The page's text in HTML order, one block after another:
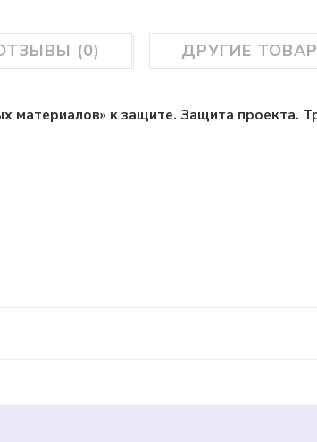
(0) ДРУГИЕ
материалов» к защите. Защита проекта.